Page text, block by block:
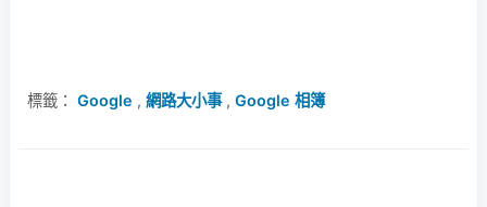
標籤： Google , 網路大小事, Google 相簿